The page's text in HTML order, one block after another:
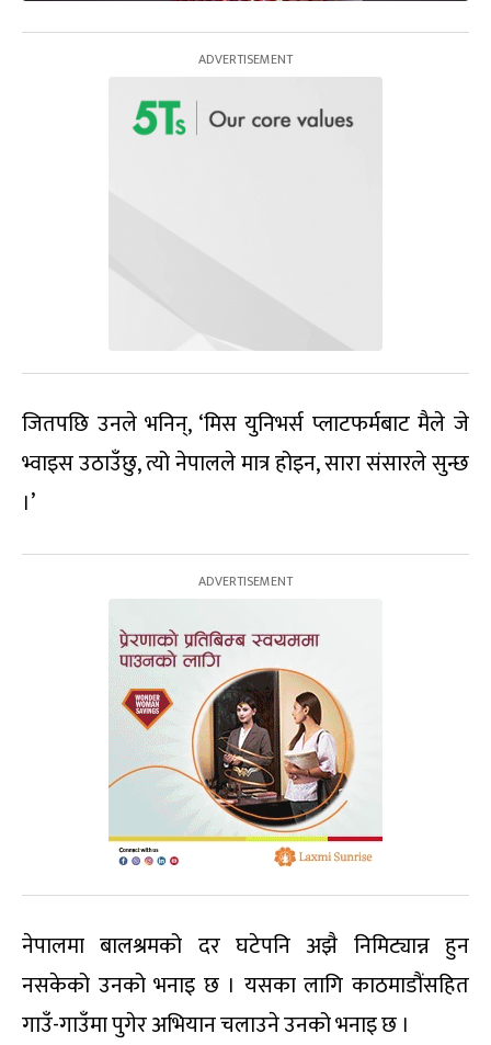
जितपछि उनले भनिन्, ‘मिस युनिभर्स प्लाटफर्मबाट मैले जे
भ्वाइस उठाउँछु, त्यो नेपालले मात्र होइन, सारा संसारले सुन्छ
।’
नेपालमा बालश्रमको दर घटेपनि अझै निमिट्यान्न हुन
नसकेको उनको भनाइ छ । यसका लागि काठमाडौंसहित
गाउँ-गाउँमा पुगेर अभियान चलाउने उनको भनाइ छ ।